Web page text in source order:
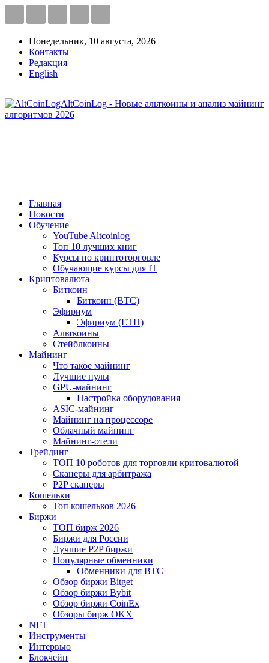
Понедельник, 10 августа, 2026
Контакты
Редакция
English
AltCoinLog - Новые альткоины и анализ майнинг
алгоритмов 2026
Главная
Новости
Обучение
YouTube Altcoinlog
Топ 10 лучших книг
Курсы по криптоторговле
Обучающие курсы для IT
Криптовалюта
Биткоин
Биткоин (BTC)
Эфириум
Эфириум (ETH)
Альткоины
Стейблкоины
Майнинг
Что такое майнинг
Лучшие пулы
GPU-майнинг
Настройка оборудования
ASIC-майнинг
Майнинг на процессоре
Облачный майнинг
Майнинг-отели
Трейдинг
ТОП 10 роботов для торговли критовалютой
Сканеры для арбитража
P2P сканеры
Кошельки
Топ кошельков 2026
Биржи
ТОП бирж 2026
Биржи для России
Лучшие P2P биржи
Популярные обменники
Обменники для BTC
Обзор биржи Bitget
Обзор биржи Bybit
Обзор биржи CoinEx
Обзоры бирж OKX
NFT
Инструменты
Интервью
Блокчейн